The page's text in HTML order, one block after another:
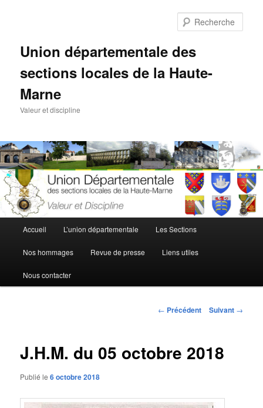
Union départementale des
sections locales de la Haute-
Marne
Valeur et discipline
principal
Accueil L’union départementale Les Sections
Nos hommages Revue de presse Liens utiles
Nous contacter
Navigation
← Précédent Suivant →
J.H.M. du 05 octobre 2018
Publié le6 octobre 2018